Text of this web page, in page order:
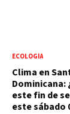
ECOLOGÍA
Clima en
Dominicana:
este fin de
este sábado